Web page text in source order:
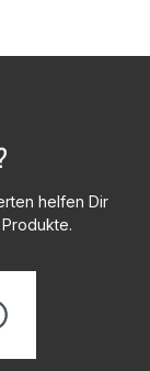
helfen Dir